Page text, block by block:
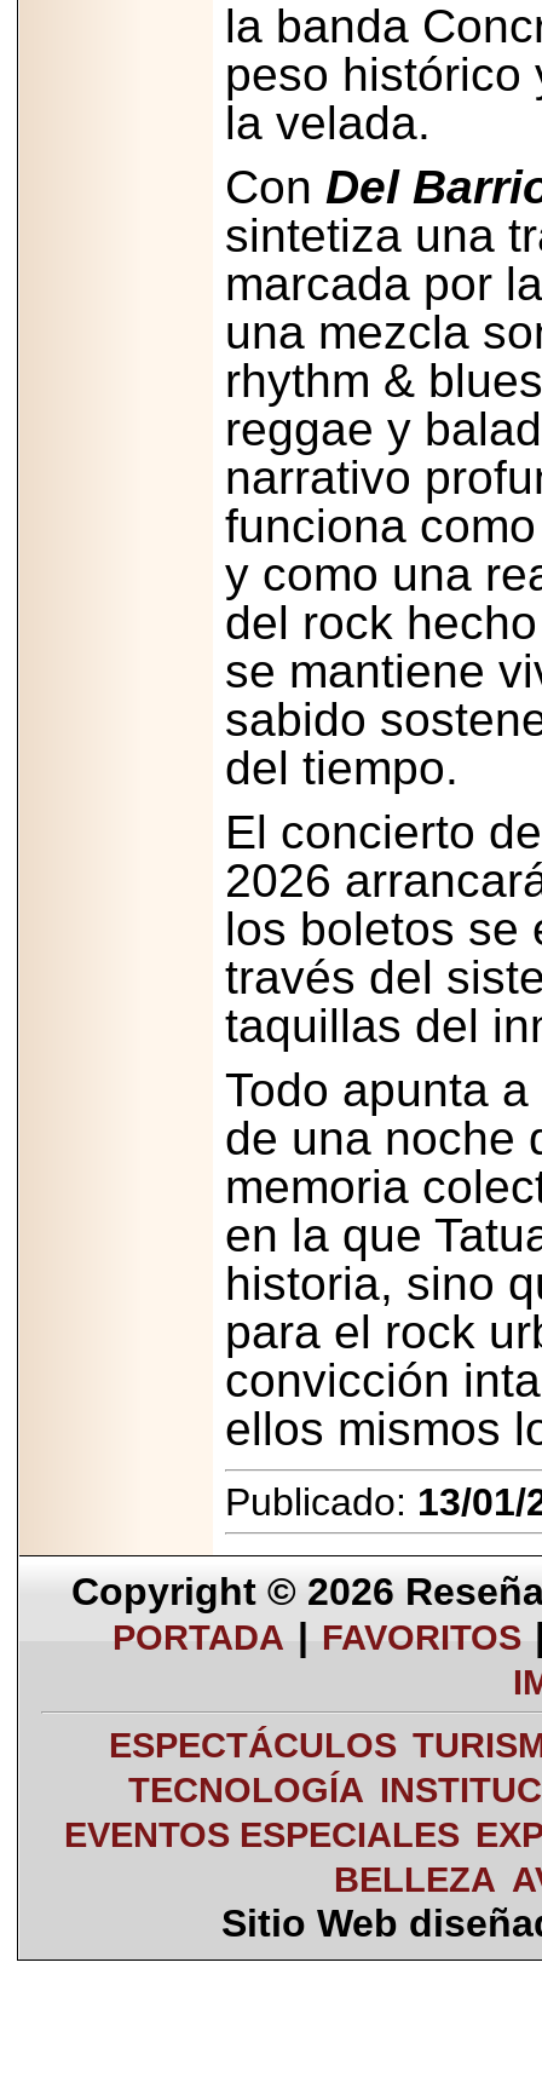
la banda
peso histórico
la velada.
Con Del
sintetiza una
marcada por
una mezcla
rhythm &
reggae y
narrativo
funciona
y como una
del rock
se mantiene
sabido
del tiempo.
El concierto
2026
los boletos se
través del
taquillas del
Todo apunta
de una noche
memoria
en la que
historia, sino
para el rock
convicción
ellos mismos
Publicado: 13/01/
Copyright © 2026
PORTADA | FAVORITOS
ESPECTÁCULOS
TECNOLOGÍA
EVENTOS ESPECIALES
BELLEZA
Sitio Web